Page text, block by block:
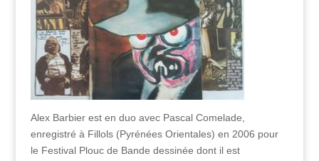
Alex Barbier est en duo avec Pascal Comelade,
enregistré à Fillols (Pyrénées Orientales) en 2006 pour
le Festival Plouc de Bande dessinée dont il est